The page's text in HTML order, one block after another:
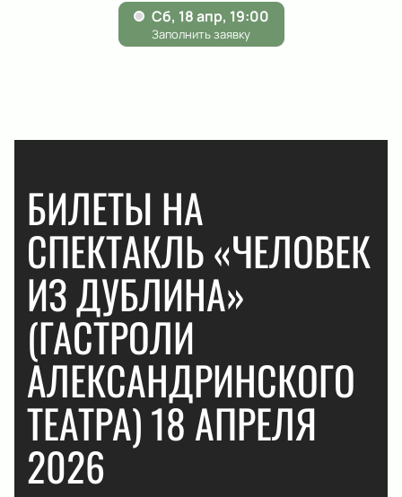
БИЛЕТЫ НА
СПЕКТАКЛЬ «ЧЕЛОВЕК
ИЗ ДУБЛИНА»
(ГАСТРОЛИ
АЛЕКСАНДРИНСКОГО
ТЕАТРА) 18 АПРЕЛЯ
2026